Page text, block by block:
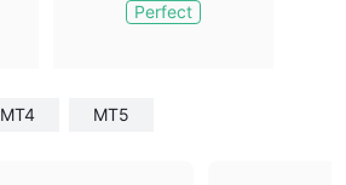
Perfect
MT4 MT5